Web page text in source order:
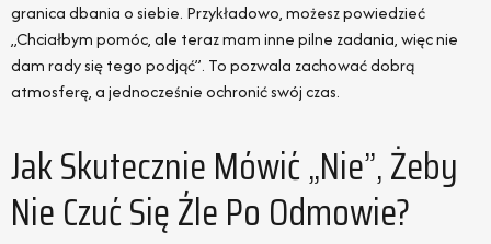
granica dbania o siebie. Przykładowo, możesz powiedzieć
„Chciałbym pomóc, ale teraz mam inne pilne zadania, więc nie
dam rady się tego podjąć”. To pozwala zachować dobrą
atmosferę, a jednocześnie ochronić swój czas.
Jak Skutecznie Mówić „nie”, Żeby
Nie Czuć Się Źle Po Odmowie?